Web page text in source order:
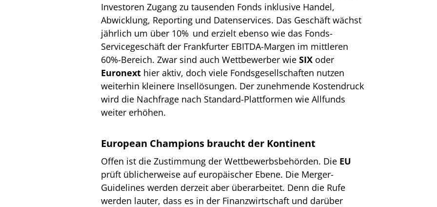
Investoren Zugang zu tausenden Fonds inklusive Handel,
Abwicklung, Reporting und Datenservices. Das Geschäft wächst
jährlich um über 10% und erzielt ebenso wie das Fonds-
Servicegeschäft der Frankfurter EBITDA-Margen im mittleren
60%-Bereich. Zwar sind auch Wettbewerber wie SIX oder
Euronext hier aktiv, doch viele Fondsgesellschaften nutzen
weiterhin kleinere Insellösungen. Der zunehmende Kostendruck
wird die Nachfrage nach Standard-Plattformen wie Allfunds
weiter erhöhen.
European Champions braucht der Kontinent
Offen ist die Zustimmung der Wettbewerbsbehörden. Die EU
prüft üblicherweise auf europäischer Ebene. Die Merger-
Guidelines werden derzeit aber überarbeitet. Denn die Rufe
werden lauter, dass es in der Finanzwirtschaft und darüber